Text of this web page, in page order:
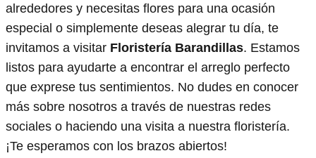
alrededores y necesitas flores para una ocasión
especial o simplemente deseas alegrar tu día, te
invitamos a visitar Floristería Barandillas. Estamos
listos para ayudarte a encontrar el arreglo perfecto
que exprese tus sentimientos. No dudes en conocer
más sobre nosotros a través de nuestras redes
sociales o haciendo una visita a nuestra floristería.
¡Te esperamos con los brazos abiertos!